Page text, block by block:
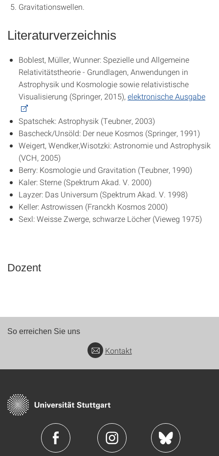
Gravitationswellen.
Literaturverzeichnis
Boblest, Müller, Wunner: Spezielle und Allgemeine
Relativitätstheorie - Grundlagen, Anwendungen in
Astrophysik und Kosmologie sowie relativistische
Visualisierung (Springer, 2015), elektronische Ausgabe
Spatschek: Astrophysik (Teubner, 2003)
Bascheck/Unsöld: Der neue Kosmos (Springer, 1991)
Weigert, Wendker,Wisotzki: Astronomie und Astrophysik
(VCH, 2005)
Berry: Kosmologie und Gravitation (Teubner, 1990)
Kaler: Sterne (Spektrum Akad. V. 2000)
Layzer: Das Universum (Spektrum Akad. V. 1998)
Keller: Astrowissen (Franckh Kosmos 2000)
Sexl: Weisse Zwerge, schwarze Löcher (Vieweg 1975)
Dozent
So erreichen Sie uns
Kontakt